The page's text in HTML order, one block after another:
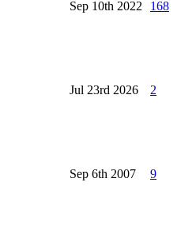
Sep 10th 2022 168
Jul 23rd 2026 2
Sep 6th 2007 9